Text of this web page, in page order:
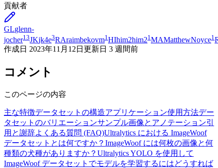
貢献者
GLglenn-
jocher13JKjk4e3RAraimbekovm1 HIhim2him21 MAMatthewNoyce1
作成日 2023年11月12日 更新日 3 週間前
コメント
このページの内容
主な特徴データセットの構造アプリケーション使用方法デー
タセットのバリエーションサンプル画像とアノテーション引
用と謝辞よくある質問 (FAQ)Ultralytics における ImageWoof
データセットとは何ですか？ ImageWoof には何枚の画像と何
種類の犬種がありますか？ Ultralytics YOLO を使用して
ImageWoof データセットでモデルを学習するにはどうすれば